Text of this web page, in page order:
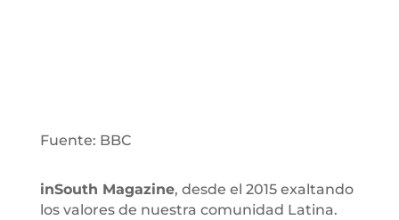
Fuente: BBC
inSouth Magazine, desde el 2015 exaltando
los valores de nuestra comunidad Latina.